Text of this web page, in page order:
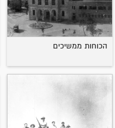
הכוחות ממשיכים